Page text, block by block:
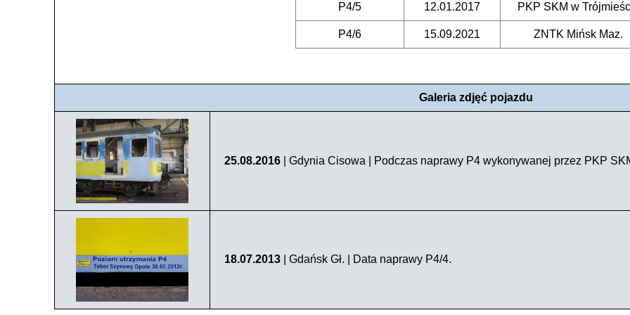
P4/5 12.01.2017 PKP SKM w
P4/6 15.09.2021 ZNTK Mińsk Maz.
Galeria zdjęć pojazdu
25.08.2016 | Gdynia Cisowa | Podczas naprawy P4 wykonywanej przez PKP
18.07.2013 | Gdańsk Gł. | Data naprawy P4/4.